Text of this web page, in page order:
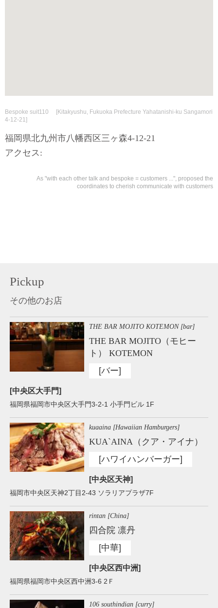
Bespoke suit110 [Kitakyushu, Fukuoka Prefecture Yahatanishi-ku Sangamori
4-12-21]
福岡県北九州市八幡西区三ヶ森4-12-21
アクセス:
As "with each other talk and bespoke = customers ...", proposed the
coordinates to cherish communicate with customers
Pickup
その他のお店
THE BAR MOJITO KOTEMON [bar]
THE BAR MOJITO（モヒー
ト） KOTEMON
[バー]
[中央区大手門]
福岡県福岡市中央区大手門3-2-1 小手門ビル 1F
kuaaina [Hawaiian Hamburgers]
KUA`AINA（クア・アイナ）
[ハワイハンバーガー]
[中央区天神]
福岡市中央区天神2丁目2-43 ソラリアプラザ7F
rintan [China]
四合院 凛丹
[中華]
[中央区西中洲]
福岡県福岡市中央区西中洲3-6 2Ｆ
106 southindian [curry]